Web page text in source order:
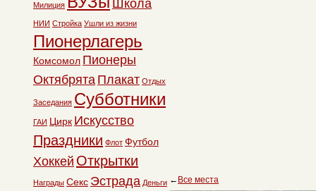
Милиция Школа
НИИ Стройка Ушли из жизни
Пионерлагерь
Комсомол Пионеры
Октябрята Плакат Отдых
Заседания Субботники
ГАИ Цирк Искусство
Праздники Флот Футбол
Хоккей Открытки
Награды Секс Эстрада Деньги ← Все места